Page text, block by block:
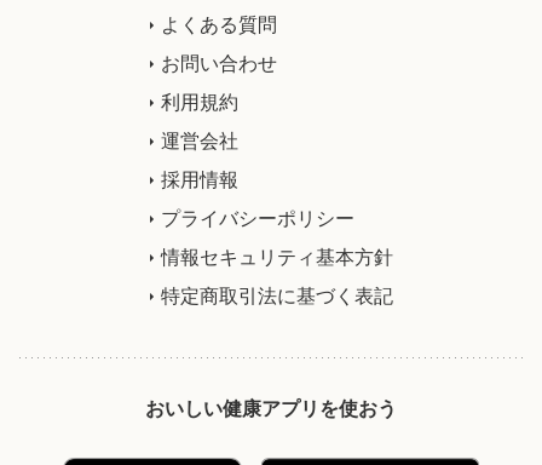
よくある質問
お問い合わせ
利用規約
運営会社
採用情報
プライバシーポリシー
情報セキュリティ基本方針
特定商取引法に基づく表記
おいしい健康アプリを使おう